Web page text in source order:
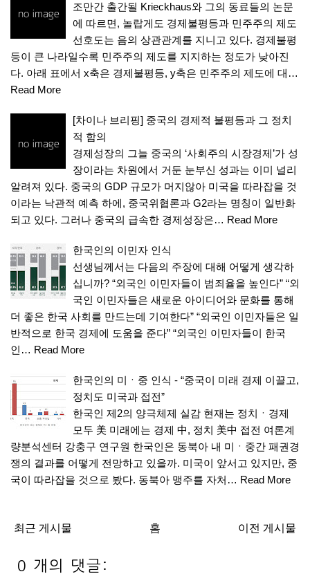
조만간 출간될 Krieckhaus와 그의 동료들의 논문
에 따르면, 놀랍게도 경제불평등과 민주주의 제도
선호도는 음의 상관관계를 지니고 있다. 경제불평
등이 큰 나라일수록 민주주의 제도를 지지하는 정도가 낮아진
다. 아래 표에서 x축은 경제불평등, y축은 민주주의 제도에 대…
Read More
[차이나 브리핑] 중국의 경제적 불평등과 그 정치
적 함의
경제성장의 그늘 중국의 ‘사회주의 시장경제’가 성
장이라는 차원에서 거둔 눈부신 성과는 이미 널리
알려져 있다. 중국의 GDP 규모가 머지않아 미국을 따라잡을 것
이라는 낙관적 예측 하에, 중국위협론과 G2라는 명칭이 일반화
되고 있다. 그러나 중국의 급속한 경제성장은… Read More
한국인의 이민자 인식
선생님께서는 다음의 주장에 대해 어떻게 생각하
십니까? “외국인 이민자들이 범죄율을 높인다” “외
국인 이민자들은 새로운 아이디어와 문화를 통해
더 좋은 한국 사회를 만드는데 기여한다” “외국인 이민자들은 일
반적으로 한국 경제에 도움을 준다” “외국인 이민자들이 한국
인… Read More
한국인의 미ㆍ중 인식 - “중국이 미래 경제 이끌고,
정치도 미국과 접전”
한국인 제2의 양극체제 실감 현재는 정치ㆍ경제
모두 美 미래에는 경제 中, 정치 美中 접전 여론계
량분석센터 강충구 연구원 한국인은 동북아 내 미ㆍ중간 패권경
쟁의 결과를 어떻게 전망하고 있을까. 미국이 앞서고 있지만, 중
국이 따라잡을 것으로 봤다. 동북아 맹주를 자처… Read More
최근 게시물 이전 게시물
홈
0 개의 댓글: